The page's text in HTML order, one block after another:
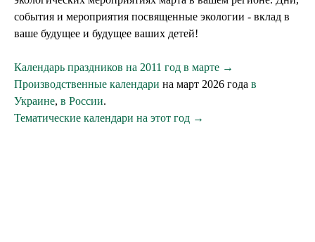
события и мероприятия посвященные экологии - вклад в
ваше будущее и будущее ваших детей!
Календарь праздников на 2011 год в марте →
Производственные календари на март 2026 года в
Украине, в России.
Тематические календари на этот год →